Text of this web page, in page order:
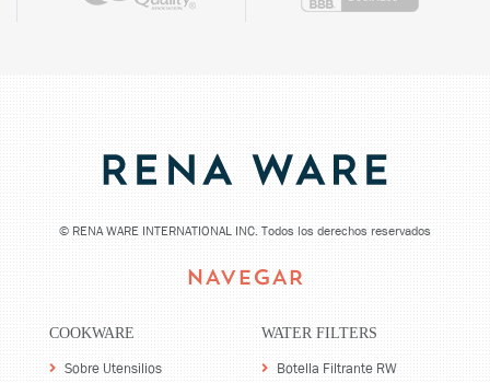
© RENA WARE INTERNATIONAL INC. Todos los derechos reservados
NAVEGAR
COOKWARE
Sobre Utensilios
WATER FILTERS
Botella Filtrante RW